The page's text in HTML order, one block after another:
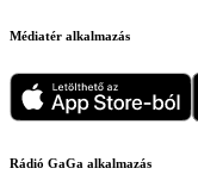
Médiatér alkalmazás
Rádió GaGa alkalmazás